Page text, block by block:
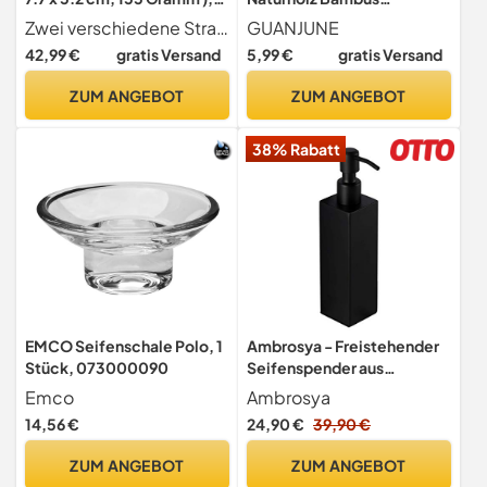
chrom, ‎28856000
Zwei verschiedene Strahlarten Mousseur und SpeedClean Brausestrahl
42,99 € gratis Versand
ZUM ANGEBOT
Seifenschalenhalter für
Badezimmer
Küchenschwämme
GUANJUNE
5,99 € gratis Versand
ZUM ANGEBOT
EMCO Seifenschale Polo, 1
Stück, 073000090
Emco
14,56 €
ZUM ANGEBOT
38% Rabatt
Ambrosya - Freistehender
Seifenspender aus
Edelstahl in Schwarz - Bad
Badezimmer Halter
Halterung Seife
Seifenhalterung
Ambrosya
24,90 € 39,90 €
ZUM ANGEBOT